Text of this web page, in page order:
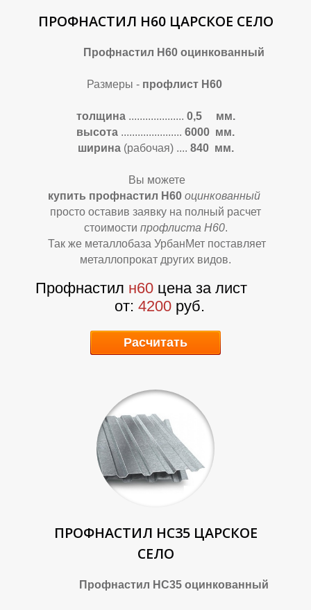
Д
ПРОФНАСТИЛ Н60 ЦАРСКОЕ СЕЛО
Профнастил Н60 оцинкованный
Размеры - профлист Н60
толщина.................... 0,5 мм.
высота ...................... 6000 мм.
ширина(рабочая) .... 840 мм.
Вы можете
купить профнастил Н60 оцинкованный
просто оставив заявку на полный расчет
стоимости профлиста Н60.
Так же металлобаза УрбанМет поставляет
металлопрокат других видов.
Профнастил н60цена за лист
от: 4200 руб.
Расчитать
ПРОФНАСТИЛ НС35 ЦАРСКОЕ
СЕЛО
Профнастил НС35 оцинкованный
Д